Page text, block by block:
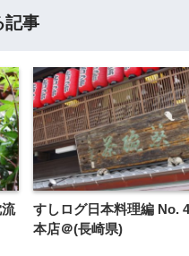
記事
すしログ日本料理編
本店＠(長崎県)